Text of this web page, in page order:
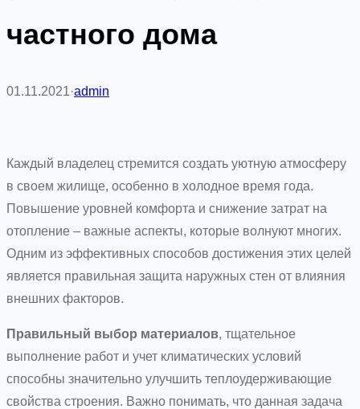
частного дома
01.11.2021·admin
Каждый владелец стремится создать уютную атмосферу
в своем жилище, особенно в холодное время года.
Повышение уровней комфорта и снижение затрат на
отопление – важные аспекты, которые волнуют многих.
Одним из эффективных способов достижения этих целей
является правильная защита наружных стен от влияния
внешних факторов.
Правильный выбор материалов, тщательное
выполнение работ и учет климатических условий
способны значительно улучшить теплоудерживающие
свойства строения. Важно понимать, что данная задача